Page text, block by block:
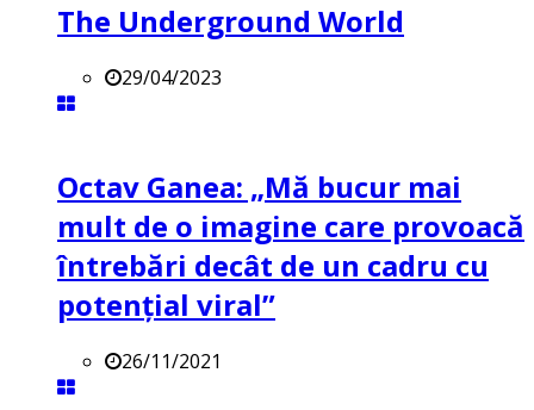
The Underground World
29/04/2023
Octav Ganea: „Mă bucur mai
mult de o imagine care provoacă
întrebări decât de un cadru cu
potenţial viral”
26/11/2021